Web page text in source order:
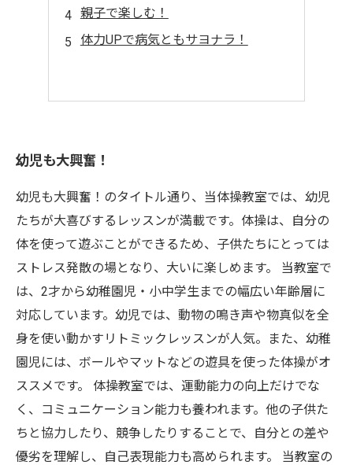
親子で楽しむ！
体力UPで病気ともサヨナラ！
幼児も大興奮！
幼児も大興奮！のタイトル通り、当体操教室では、幼児
たちが大喜びするレッスンが満載です。体操は、自分の
体を使って遊ぶことができるため、子供たちにとっては
ストレス発散の場となり、大いに楽しめます。 当教室で
は、2才から幼稚園児・小中学生までの幅広い年齢層に
対応しています。幼児では、動物の鳴き声や物真似を全
身を使い動かすリトミックレッスンが人気。また、幼稚
園児には、ボールやマットなどの遊具を使った体操がオ
ススメです。 体操教室では、運動能力の向上だけでな
く、コミュニケーション能力も養われます。他の子供た
ちと協力したり、競争したりすることで、自分との差や
優劣を理解し、自己表現能力も高められます。 当教室の